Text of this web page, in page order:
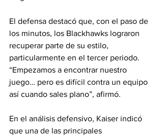
El defensa destacó que, con el paso de
los minutos, los Blackhawks lograron
recuperar parte de su estilo,
particularmente en el tercer periodo.
“Empezamos a encontrar nuestro
juego… pero es difícil contra un equipo
así cuando sales plano”, afirmó.
En el análisis defensivo, Kaiser indicó
que una de las principales